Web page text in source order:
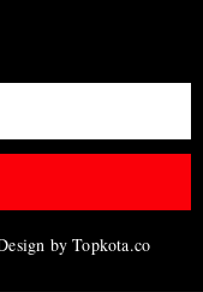
by Topkota.co